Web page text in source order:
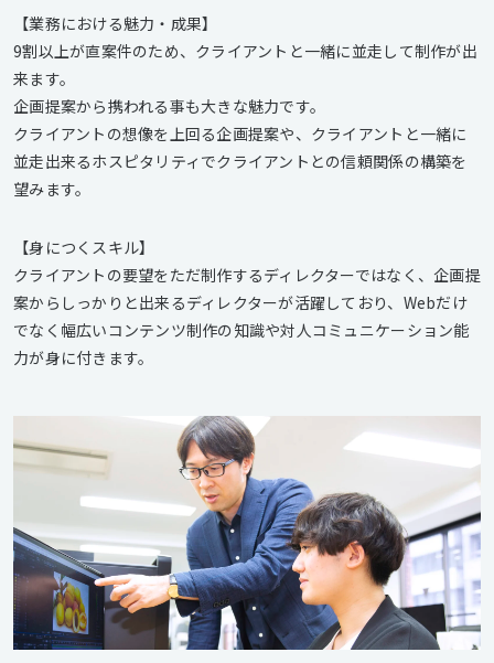
【業務における魅力・成果】
9割以上が直案件のため、クライアントと一緒に並走して制作が出
来ます。
企画提案から携われる事も大きな魅力です。
クライアントの想像を上回る企画提案や、クライアントと一緒に
並走出来るホスピタリティでクライアントとの信頼関係の構築を
望みます。
【身につくスキル】
クライアントの要望をただ制作するディレクターではなく、企画提
案からしっかりと出来るディレクターが活躍しており、Webだけ
でなく幅広いコンテンツ制作の知識や対人コミュニケーション能
力が身に付きます。